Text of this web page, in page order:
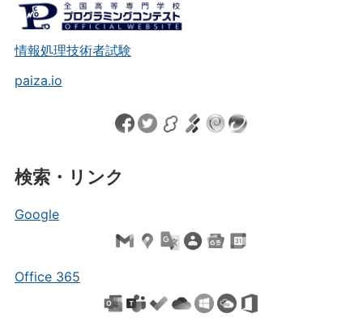
情報処理技術者試験
paiza.io
検索・リンク
Google
Office 365